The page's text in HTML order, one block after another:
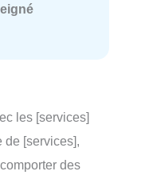
les [services]
de [services],
des